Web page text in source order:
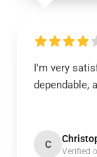
I'm very
dependable,
C
Verified